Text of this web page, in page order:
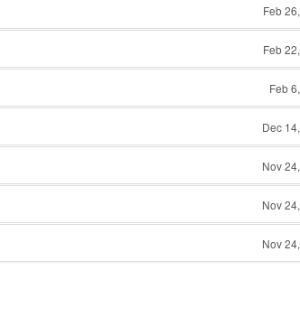
Feb
Feb
Feb
Dec
Nov
Nov
Nov